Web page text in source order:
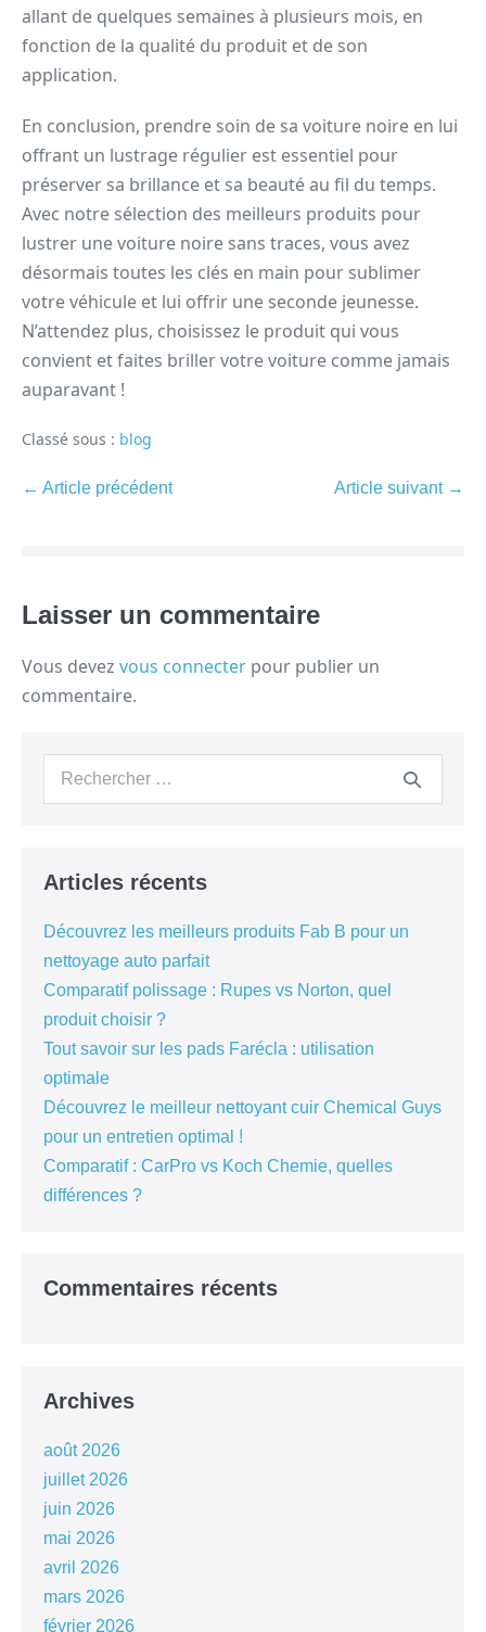
allant de quelques semaines à plusieurs mois, en
fonction de la qualité du produit et de son
application.
En conclusion, prendre soin de sa voiture noire en lui
offrant un lustrage régulier est essentiel pour
préserver sa brillance et sa beauté au fil du temps.
Avec notre sélection des meilleurs produits pour
lustrer une voiture noire sans traces, vous avez
désormais toutes les clés en main pour sublimer
votre véhicule et lui offrir une seconde jeunesse.
N’attendez plus, choisissez le produit qui vous
convient et faites briller votre voiture comme jamais
auparavant !
Classé sous : blog
← Article précédent Article suivant →
Laisser un commentaire
Vous devez vous connecter pour publier un
commentaire.
Articles récents
Découvrez les meilleurs produits Fab B pour un
nettoyage auto parfait
Comparatif polissage : Rupes vs Norton, quel
produit choisir ?
Tout savoir sur les pads Farécla : utilisation
optimale
Découvrez le meilleur nettoyant cuir Chemical Guys
pour un entretien optimal !
Comparatif : CarPro vs Koch Chemie, quelles
différences ?
Commentaires récents
Archives
août 2026
juillet 2026
juin 2026
mai 2026
avril 2026
mars 2026
février 2026